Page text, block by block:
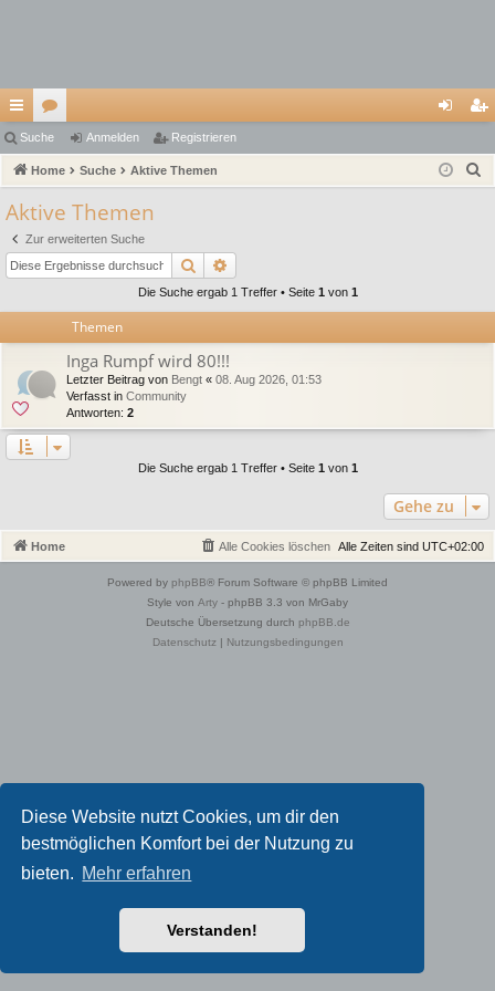
Diese Website nutzt Cookies, um dir den
bestmöglichen Komfort bei der Nutzung zu
bieten. Mehr erfahren
Verstanden!
ch
ne
llz
ug
riff
or
en m ist
Suche Anmelden Registrieren
Home Suche Aktive Themen
Aktive Themen
Zur erweiterten Suche
Suche
Die Suche ergab 1 Treffer • Seite 1 von 1
Themen
Inga Rumpf wird 80!!!
Letzter Beitrag von Bengt « 08. Aug 2026, 01:53
Verfasst in Community
Antworten: 2
Die Suche ergab 1 Treffer • Seite 1 von 1
Gehe zu
Home Alle Zeiten sind UTC+02:00
Alle Cookies löschen
Powered by phpBB® Forum Software © phpBB Limited
Style von Arty - phpBB 3.3 von MrGaby
Deutsche Übersetzung durch phpBB.de
Datenschutz| Nutzungsbedingungen